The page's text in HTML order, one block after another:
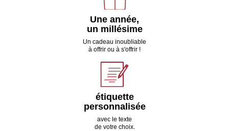
Une année,
un millésime
Un cadeau inoubliable
à offrir ou à s'offrir !
étiquette
personnalisée
avec le texte
de votre choix.